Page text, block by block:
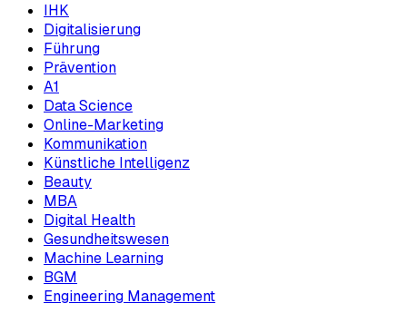
IHK
Digitalisierung
Führung
Prävention
A1
Data Science
Online-Marketing
Kommunikation
Künstliche Intelligenz
Beauty
MBA
Digital Health
Gesundheitswesen
Machine Learning
BGM
Engineering Management